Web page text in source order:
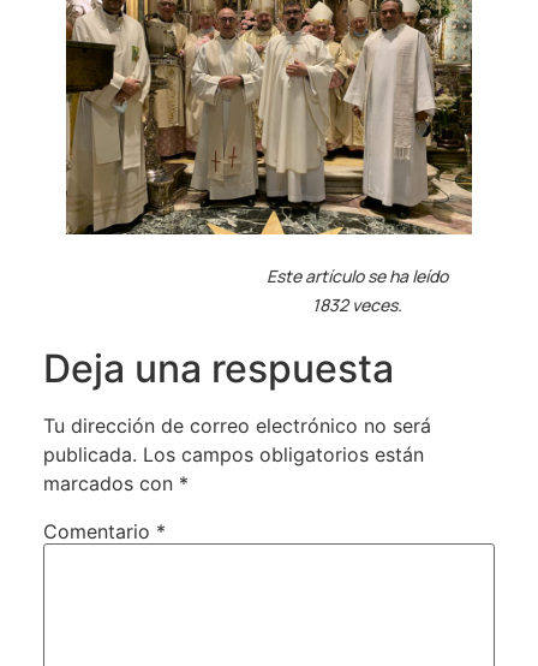
Este artículo se ha leído
1832 veces.
Deja una respuesta
Tu dirección de correo electrónico no será
publicada. Los campos obligatorios están
marcados con *
Comentario *